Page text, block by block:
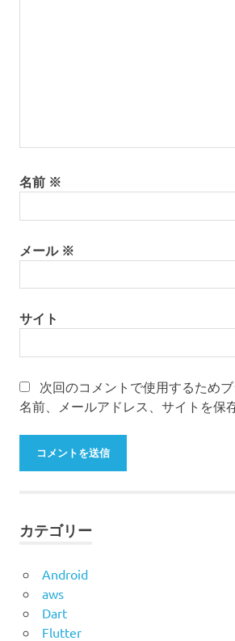
名前 ※
メール ※
サイト
次回のコメントで使用するため
名前、メールアドレス、サイトを保
カテゴリー
Android
aws
Dart
Flutter